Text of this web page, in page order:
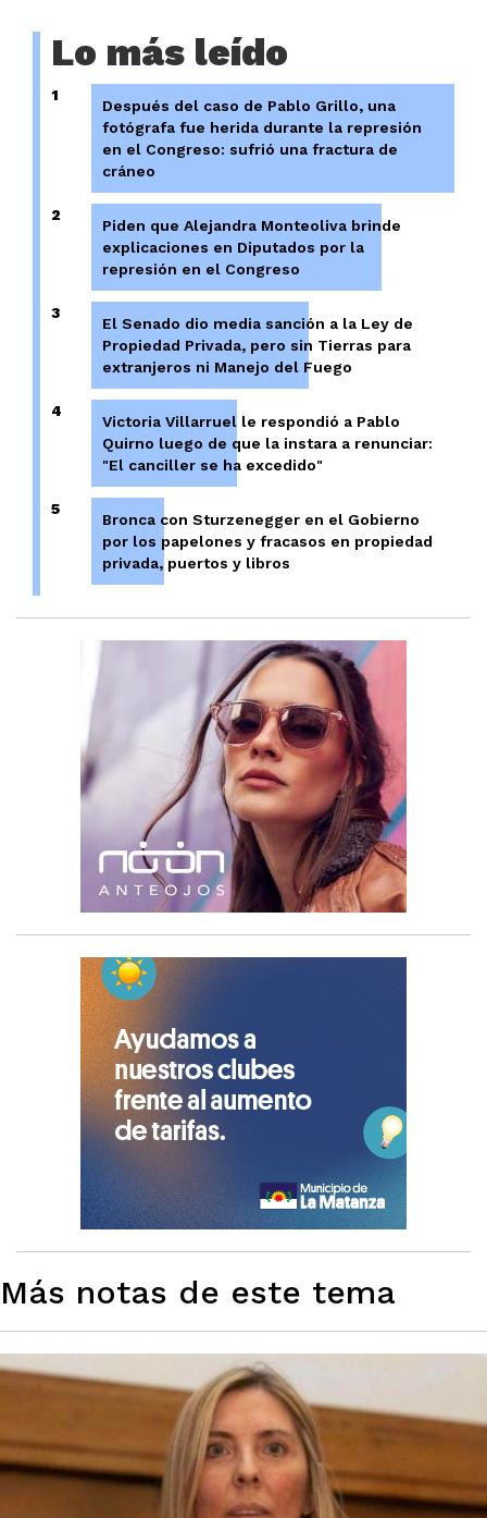
Lo más leído
1
Después del caso de Pablo Grillo, una
fotógrafa fue herida durante la represión
en el Congreso: sufrió una fractura de
cráneo
2
Piden que Alejandra Monteoliva brinde
explicaciones en Diputados por la
represión en el Congreso
3
El Senado dio media sanción a la Ley de
Propiedad Privada, pero sin Tierras para
extranjeros ni Manejo del Fuego
4
Victoria Villarruel le respondió a Pablo
Quirno luego de que la instara a renunciar:
"El canciller se ha excedido"
5
Bronca con Sturzenegger en el Gobierno
por los papelones y fracasos en propiedad
privada, puertos y libros
Más notas de este tema